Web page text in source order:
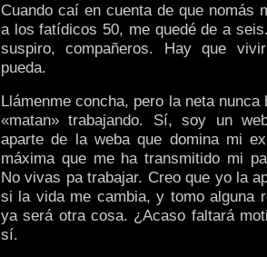
Cuando caí en cuenta de que nomás
a los fatídicos 50, me quedé de a
suspiro, compañeros. Hay que
pueda.
Llámenme concha, pero la neta
«matan» trabajando. Sí, soy un
aparte de la weba que domina mi
máxima que me ha transmitido mi
No vivas pa trabajar. Creo que yo la
si la vida me cambia, y tomo alguna
ya será otra cosa. ¿Acaso faltará
sí.